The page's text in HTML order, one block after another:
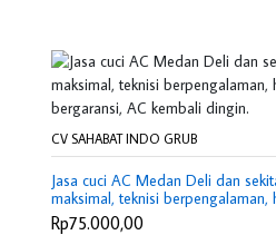
CV SAHABAT INDO GRUB
Jasa cuci AC Medan Deli dan
maksimal, teknisi berpengalaman,
bergaransi, AC kembali dingin.
Rp75.000,00